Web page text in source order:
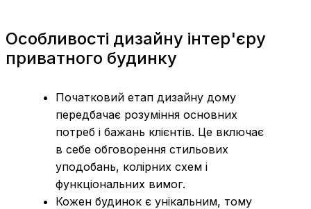
Особливості дизайну інтер'єру
приватного будинку
Початковий етап дизайну дому
передбачає розуміння основних
потреб і бажань клієнтів. Це включає
в себе обговорення стильових
уподобань, колірних схем і
функціональних вимог.
Кожен будинок є унікальним, тому